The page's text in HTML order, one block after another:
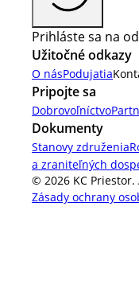
Prihláste sa na
Užitočné odkazy
O násPodujatia
Pripojte sa
Dobrovoľníctvo
Dokumenty
Stanovy združenia
a zraniteľných
© 2026 KC
Zásady ochrany